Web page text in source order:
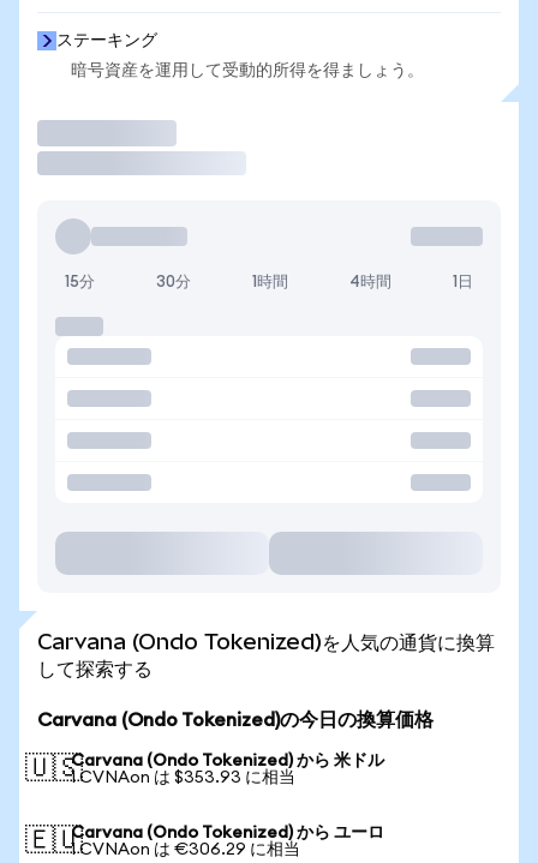
ステーキング
暗号資産を運用して受動的所得を得ましょう。
15分 30分 1時間 4時間 1日
Carvana (Ondo Tokenized)を人気の通貨に換算
して探索する
Carvana (Ondo Tokenized)の今日の換算価格
🇺🇸Carvana (Ondo Tokenized) から 米ドル
1 CVNAon は $353.93 に相当
🇪🇺Carvana (Ondo Tokenized) から ユーロ
1 CVNAon は €306.29 に相当